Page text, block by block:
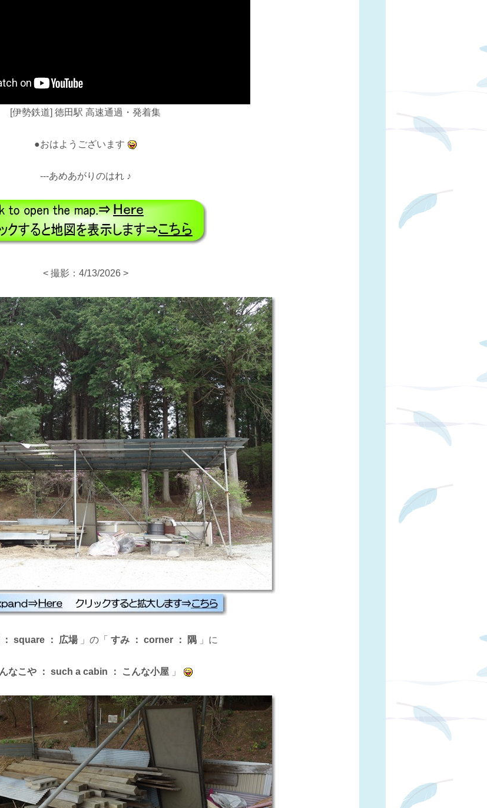
[伊勢鉄道] 徳田駅 高速通過・発着集
●おはようございます
---あめあがりのはれ ♪
< 撮影：4/13/2026 >
： square ： 広場 」の「 すみ ： corner ： 隅 」に
なこや ： such a cabin ： こんな小屋 」